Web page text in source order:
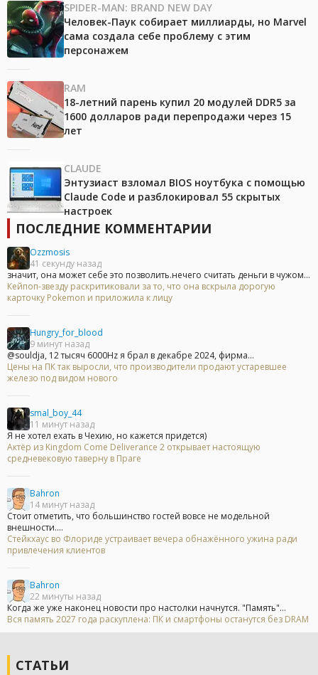
SPIDER-MAN: BRAND NEW DAY
Человек-Паук собирает миллиарды, но Marvel
сама создала себе проблему с этим
персонажем
RAM
18-летний парень купил 20 модулей DDR5 за
1600 долларов ради перепродажи через 15
лет
CLAUDE
Энтузиаст взломал BIOS ноутбука с помощью
Claude Code и разблокировал 55 скрытых
настроек
ПОСЛЕДНИЕ КОММЕНТАРИИ
Ozzmosis
41 секунду назад
значит, она может себе это позволить.нечего считать деньги в чужом...
Кейпоп-звезду раскритиковали за то, что она вскрыла дорогую
карточку Pokemon и приложила к лицу
Hungry_for_blood
9 минут назад
@souldja, 12 тысяч 6000Hz я брал в декабре 2024, фирма...
Цены на ПК так выросли, что производители продают устаревшее
железо под видом нового
smal_boy_44
11 минут назад
Я не хотел ехать в Чехию, но кажется придется)
Актёр из Kingdom Come Deliverance 2 открывает настоящую
средневековую таверну в Праге
Bahron
14 минут назад
Стоит отметить, что большинство гостей вовсе не модельной
внешности....
Стейкхаус во Флориде устраивает вечера обнажённого ужина ради
привлечения клиентов
Bahron
22 минуты назад
Когда же уже наконец новости про настолки начнутся. "Память"...
Вся память 2027 года раскуплена: ПК и смартфоны останутся без DRAM
СТАТЬИ